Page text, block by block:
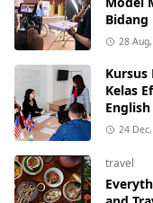
Bidang
28
Kursus
Kelas
24
travel